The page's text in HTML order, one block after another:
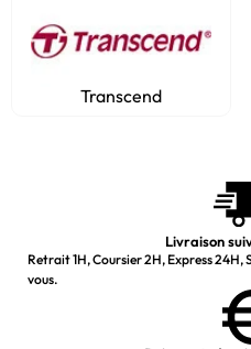
Transcend
Livraison
Retrait 1H, Coursier 2H, Express
vous.